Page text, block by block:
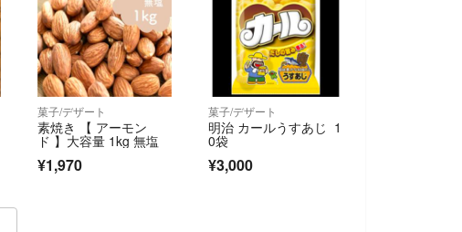
菓子/デザート
素焼き 【 アーモン
ド 】大容量 1kg 無塩
¥1,970
菓子/デザート
明治 カールうすあじ 1
0袋
¥3,000